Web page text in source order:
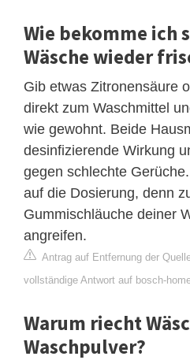
Wie bekomme ich
Wäsche wieder
Gib etwas Zitronensäure
direkt zum Waschmittel
wie gewohnt. Beide
desinfizierende Wirkung
gegen schlechte
auf die Dosierung, denn
Gummischläuche deiner
angreifen.
Antrag auf Entfernung der
vollständige Antwort auf bosch-
Warum riecht
Waschpulver?